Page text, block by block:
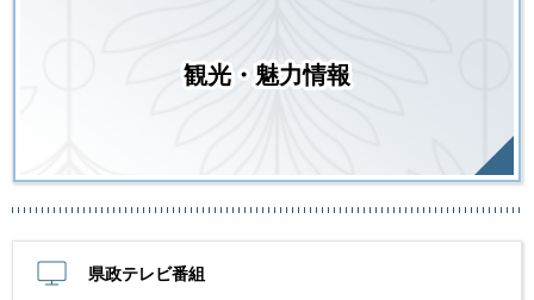
観光・魅力情報
県政テレビ番組